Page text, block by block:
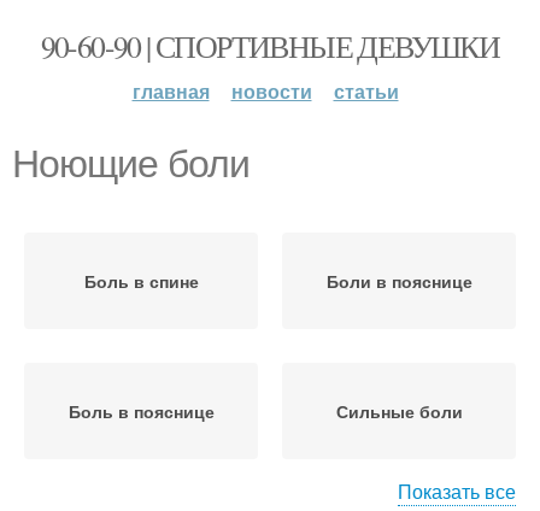
90-60-90 | СПОРТИВНЫЕ ДЕВУШКИ
главная новости статьи
Ноющие боли
Боль в спине Боли в пояснице
Боль в пояснице Сильные боли
Показать все